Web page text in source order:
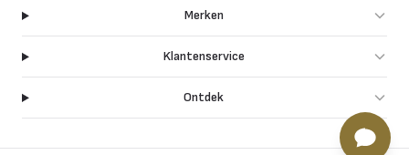
Merken
Klantenservice
Ontdek